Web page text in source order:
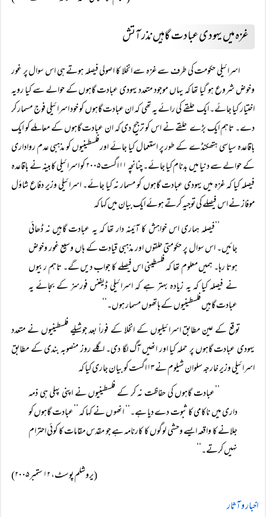
غزہ میں یہودی عبادت گاہیں نذر آتش
اسرائیلی حکومت کی طرف سے غزہ سے انخلا کا اصولی فیصلہ ہوتے ہی اس سوال پر غور
وخوض شروع ہو گیا تھا کہ یہاں موجود متعدد یہودی عبادت گاہوں کے حوالے سے کیا رویہ
اختیار کیا جائے۔ ایک حلقے کی رائے یہ تھی کہ ان عبادت گاہوں کو خود اسرائیلی فوج مسمار کر
دے۔ تاہم ایک بڑے حلقے نے اس کو ترجیح دی کہ ان عبادت گاہوں کے معاملے کو ایک
باقاعدہ سیاسی ہتھکنڈے کے طور پر استعمال کیا جائے اور فلسطینیوں کو مذہبی عدم رواداری
کے حوالے سے دنیا میں بدنام کیا جائے۔ چنانچہ ۱۱ اگست ۲۰۰۵ کو اسرائیلی کابینہ نے باقاعدہ
فیصلہ کیا کہ غزہ میں یہودی عبادت گاہوں کو مسمار نہ کیا جائے۔ اسرائیلی وزیر دفاع شاؤل
موفاز نے اس فیصلے کی توجیہ کرتے ہوئے ایک بیان میں کہا کہ
’’فیصلہ ہماری اس خواہش کا آئینہ دار تھا کہ یہ عبادت گاہیں نہ ڈھائی
جائیں۔ اس سوال پر حکومتی حلقوں اور مذہبی قیادت کے ہاں وسیع غور وخوض
ہوتا رہا۔ ہمیں معلوم تھا کہ فلسطینی اس فیصلے کا جواب دیں گے۔ تاہم ربیوں
نے فیصلہ کیا کہ یہ زیادہ بہتر ہے کہ اسرائیلی ڈیفنس فورسز کے بجائے یہ
عبادت گاہیں فلسطینیوں کے ہاتھوں مسمار ہوں۔‘‘
توقع کے عین مطابق اسرائیلیوں کے انخلا کے فوراً بعد جوشیلے فلسطینیوں نے متعدد
یہودی عبادت گاہوں پر حملہ کیا اور انھیں آگ لگا دی۔ اگلے روز منصوبہ بندی کے مطابق
اسرائیلی وزیر خارجہ سلوان شیلوم نے ۱۳ اگست کو بیان جاری کیا کہ
’’عبادت گاہوں کی حفاظت نہ کر کے فلسطینیوں نے اپنی پہلی ہی ذمہ
داری میں ناکامی کا ثبوت دے دیا ہے۔‘‘ انھو ں نے کہا کہ ’’عبادت گاہوں کو
جلانے کا واقعہ ایسے وحشی لوگوں کا کارنامہ ہے جو مقدس مقامات کا کوئی احترام
نہیں کرتے۔‘‘
(یروشلم پوسٹ، ۱۲ ستمبر ۲۰۰۵)
اخبار و آثار